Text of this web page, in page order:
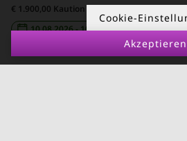
€ 1.900,00 Kaution
10.08.2026 - 10.09.2026
-
Ferienwohnung
vermieten
Mietnomaden erkennen
Cookie-
Akzeptieren